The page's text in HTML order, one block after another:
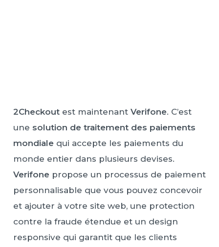
2Checkoutest maintenant Verifone. C’est
une solution de traitement des paiements
mondiale qui accepte les paiements du
monde entier dans plusieurs devises.
Verifone propose un processus de paiement
personnalisable que vous pouvez concevoir
et ajouter à votre site web, une protection
contre la fraude étendue et un design
responsive qui garantit que les clients